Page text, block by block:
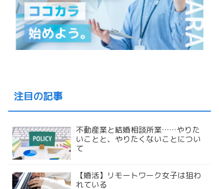
注目の記事
不動産業と結婚相談所業……やりた
いことと、やりたくないことについ
て
【婚活】リモートワーク女子は狙わ
れている